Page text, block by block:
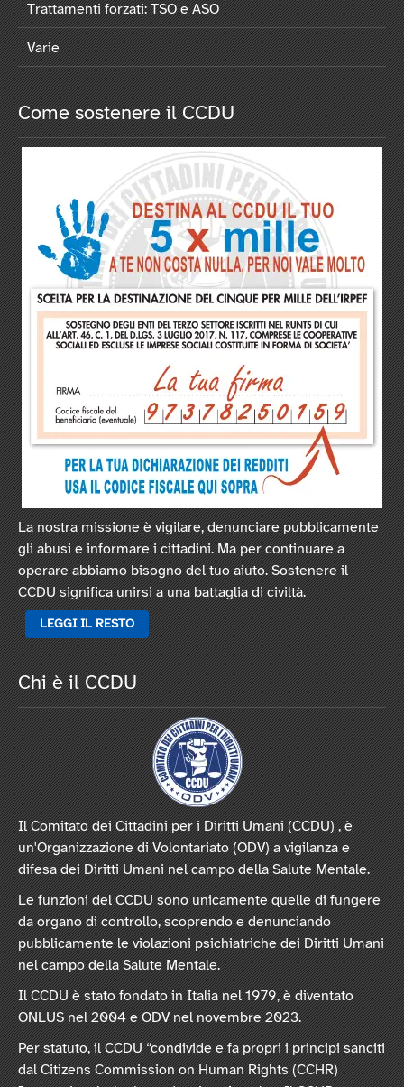
Trattamenti forzati: TSO e ASO
Varie
Come sostenere il CCDU
La nostra missione è vigilare, denunciare pubblicamente
gli abusi e informare i cittadini. Ma per continuare a
operare abbiamo bisogno del tuo aiuto. Sostenere il
CCDU significa unirsi a una battaglia di civiltà.
LEGGI IL RESTO
Chi è il CCDU
Il Comitato dei Cittadini per i Diritti Umani (CCDU) , è
un'Organizzazione di Volontariato (ODV) a vigilanza e
difesa dei Diritti Umani nel campo della Salute Mentale.
Le funzioni del CCDU sono unicamente quelle di fungere
da organo di controllo, scoprendo e denunciando
pubblicamente le violazioni psichiatriche dei Diritti Umani
nel campo della Salute Mentale.
Il CCDU è stato fondato in Italia nel 1979, è diventato
ONLUS nel 2004 e ODV nel novembre 2023.
Per statuto, il CCDU “condivide e fa propri i principi sanciti
dal Citizens Commission on Human Rights (CCHR)